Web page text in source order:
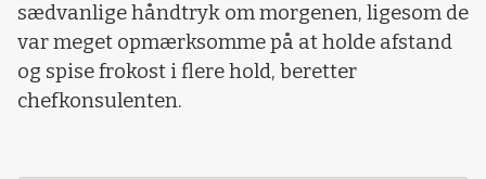
sædvanlige håndtryk om morgenen, ligesom de
var meget opmærksomme på at holde afstand
og spise frokost i flere hold, beretter
chefkonsulenten.